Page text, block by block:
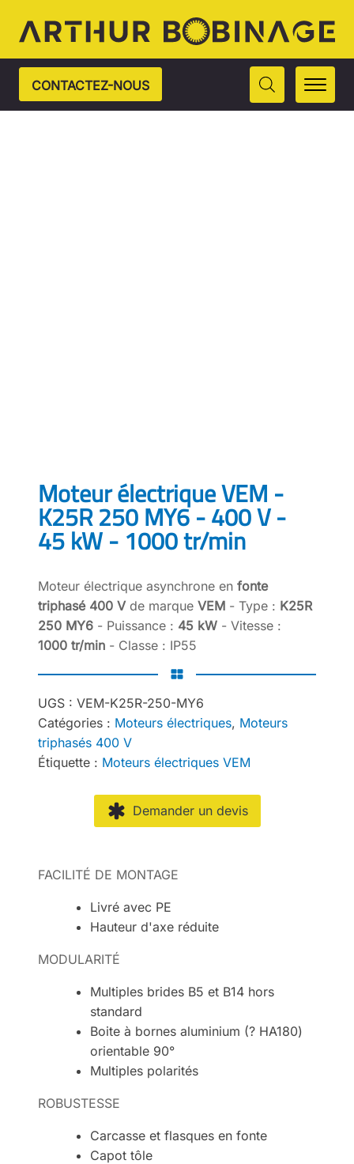
CONTACTEZ-NOUS
Moteur électrique VEM -
K25R 250 MY6 - 400 V -
45 kW - 1000 tr/min
Moteur électrique asynchrone en fonte
triphasé 400 V de marque VEM - Type : K25R
250 MY6 - Puissance : 45 kW - Vitesse :
1000 tr/min - Classe : IP55
UGS : VEM-K25R-250-MY6
Catégories : Moteurs électriques, Moteurs
triphasés 400 V
Étiquette : Moteurs électriques VEM
Demander un devis
FACILITÉ DE MONTAGE
Livré avec PE
Hauteur d'axe réduite
MODULARITÉ
Multiples brides B5 et B14 hors
standard
Boite à bornes aluminium (? HA180)
orientable 90°
Multiples polarités
ROBUSTESSE
Carcasse et flasques en fonte
Capot tôle